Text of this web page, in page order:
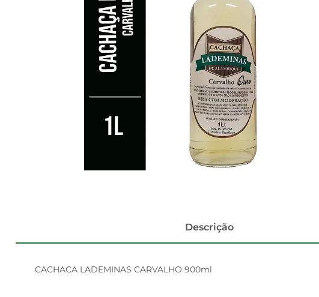
Descrição
CACHACA LADEMINAS CARVALHO 900ml